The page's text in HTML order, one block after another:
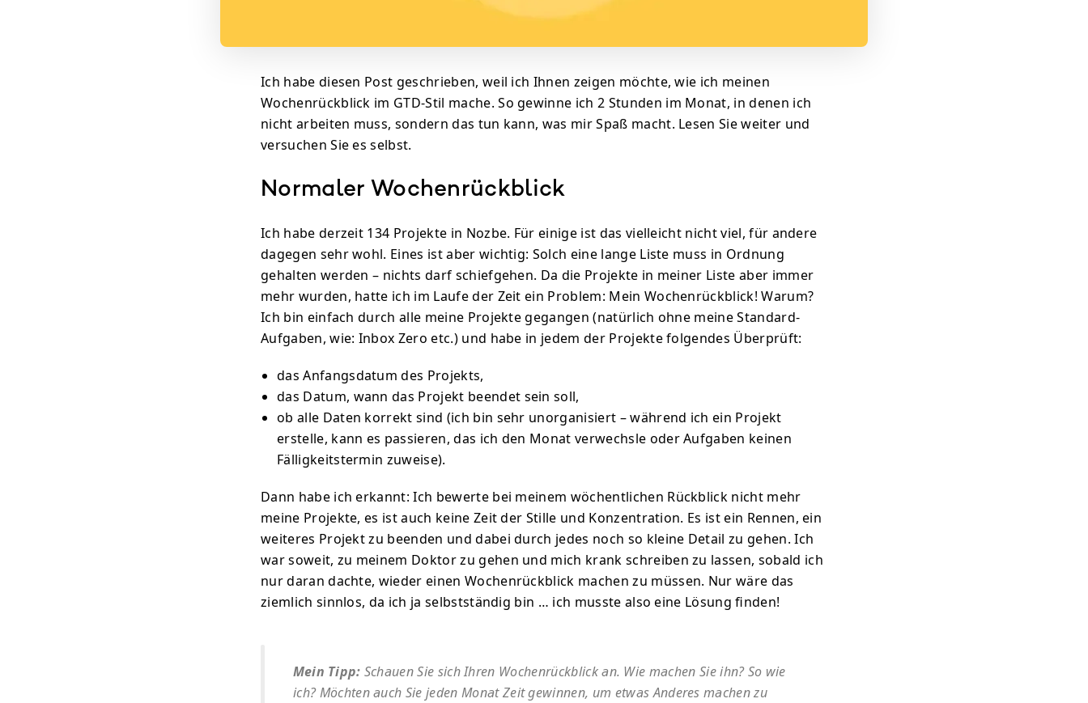
Ich habe diesen Post geschrieben, weil ich Ihnen zeigen möchte, wie ich meinen
Wochenrückblick im GTD-Stil mache. So gewinne ich 2 Stunden im Monat, in denen ich
nicht arbeiten muss, sondern das tun kann, was mir Spaß macht. Lesen Sie weiter und
versuchen Sie es selbst.
Normaler Wochenrückblick
Ich habe derzeit 134 Projekte in Nozbe. Für einige ist das vielleicht nicht viel, für andere
dagegen sehr wohl. Eines ist aber wichtig: Solch eine lange Liste muss in Ordnung
gehalten werden – nichts darf schiefgehen. Da die Projekte in meiner Liste aber immer
mehr wurden, hatte ich im Laufe der Zeit ein Problem: Mein Wochenrückblick! Warum?
Ich bin einfach durch alle meine Projekte gegangen (natürlich ohne meine Standard-
Aufgaben, wie: Inbox Zero etc.) und habe in jedem der Projekte folgendes Überprüft:
das Anfangsdatum des Projekts,
das Datum, wann das Projekt beendet sein soll,
ob alle Daten korrekt sind (ich bin sehr unorganisiert – während ich ein Projekt
erstelle, kann es passieren, das ich den Monat verwechsle oder Aufgaben keinen
Fälligkeitstermin zuweise).
Dann habe ich erkannt: Ich bewerte bei meinem wöchentlichen Rückblick nicht mehr
meine Projekte, es ist auch keine Zeit der Stille und Konzentration. Es ist ein Rennen, ein
weiteres Projekt zu beenden und dabei durch jedes noch so kleine Detail zu gehen. Ich
war soweit, zu meinem Doktor zu gehen und mich krank schreiben zu lassen, sobald ich
nur daran dachte, wieder einen Wochenrückblick machen zu müssen. Nur wäre das
ziemlich sinnlos, da ich ja selbstständig bin … ich musste also eine Lösung finden!
Mein Tipp: Schauen Sie sich Ihren Wochenrückblick an. Wie machen Sie ihn? So wie
ich? Möchten auch Sie jeden Monat Zeit gewinnen, um etwas Anderes machen zu